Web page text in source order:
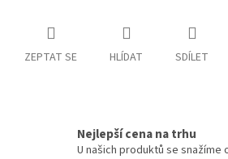
ZEPTAT SE HLÍDAT SDÍLET
Nejlepší cena na trhu
U našich produktů se snažíme